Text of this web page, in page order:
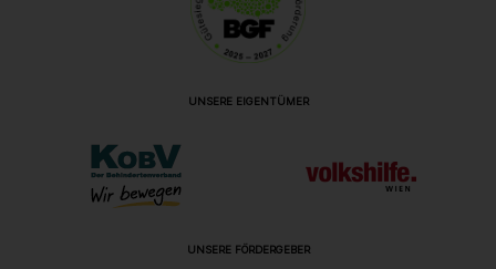
UNSERE EIGENTÜMER
UNSERE FÖRDERGEBER